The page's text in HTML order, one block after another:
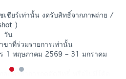
เชียร์เท่านั้น งดรับสิทธิ์จากภาพถ่าย /
)
วัน
าที่ร่วมรายการเท่านั้น
1 พฤษภาคม 2569 – 31 มกราคม
ลูกค้าทำการกดตัดสิทธิ์ หรือไม่มีโค้ด